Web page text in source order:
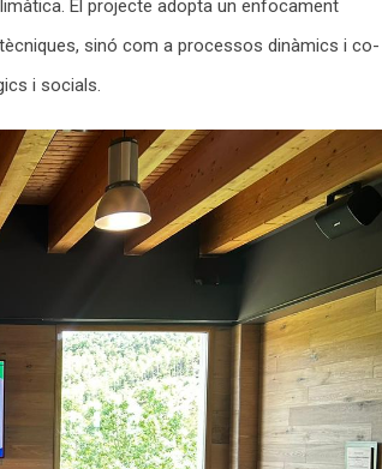
El projecte adopta un enfocament
sinó com a processos dinàmics i co-
i socials.